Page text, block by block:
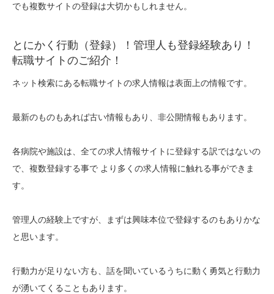
でも複数サイトの登録は大切かもしれません。
とにかく行動（登録）！管理人も登録経験あり！
転職サイトのご紹介！
ネット検索にある転職サイトの求人情報は表面上の情報です。
最新のものもあれば古い情報もあり、非公開情報もあります。
各病院や施設は、全ての求人情報サイトに登録する訳ではないの
で、複数登録する事で より多くの求人情報に触れる事ができま
す。
管理人の経験上ですが、まずは興味本位で登録するのもありかな
と思います。
行動力が足りない方も、話を聞いているうちに動く勇気と行動力
が湧いてくることもあります。